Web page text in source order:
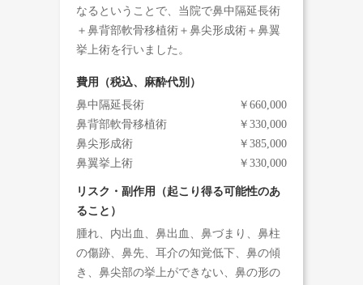
なるということで、当院で鼻中隔延長術
＋鼻背部軟骨移植術＋鼻尖形成術＋鼻翼
挙上術を行いました。
費用（税込、麻酔代別）
鼻中隔延長術
￥660,000
鼻背部軟骨移植術
￥330,000
鼻尖形成術
￥385,000
鼻翼挙上術
￥330,000
リスク・副作用（起こり得る可能性のあ
ること）
腫れ、内出血、鼻出血、鼻づまり、鼻柱
の傷跡、鼻先、耳介の知覚低下、鼻の傾
き、鼻尖部の挙上ができない、鼻の形の